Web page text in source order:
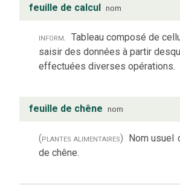
feuille de calcul nom
inform. Tableau composé de
saisir des données à partir
effectuées diverses opérations.
feuille de chêne nom
(plantes alimentaires) Nom usuel
de chêne.